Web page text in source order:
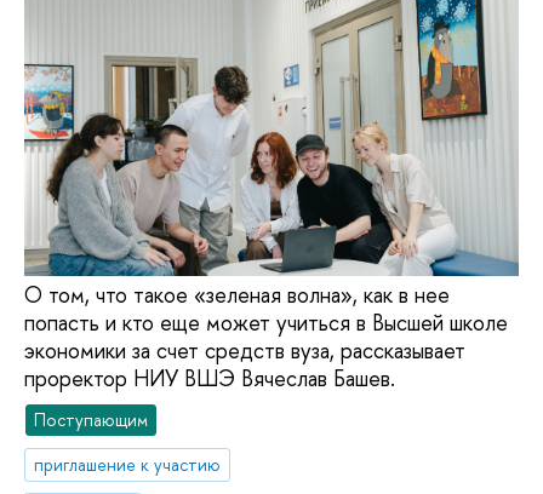
О том, что такое «зеленая волна», как в нее
попасть и кто еще может учиться в Высшей школе
экономики за счет средств вуза, рассказывает
проректор НИУ ВШЭ Вячеслав Башев.
Поступающим
приглашение к участию